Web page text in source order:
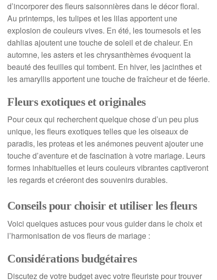
d’incorporer des fleurs saisonnières dans le décor floral.
Au printemps, les tulipes et les lilas apportent une
explosion de couleurs vives. En été, les tournesols et les
dahlias ajoutent une touche de soleil et de chaleur. En
automne, les asters et les chrysanthèmes évoquent la
beauté des feuilles qui tombent. En hiver, les jacinthes et
les amaryllis apportent une touche de fraîcheur et de féerie.
Fleurs exotiques et originales
Pour ceux qui recherchent quelque chose d’un peu plus
unique, les fleurs exotiques telles que les oiseaux de
paradis, les proteas et les anémones peuvent ajouter une
touche d’aventure et de fascination à votre mariage. Leurs
formes inhabituelles et leurs couleurs vibrantes captiveront
les regards et créeront des souvenirs durables.
Conseils pour choisir et utiliser les fleurs
Voici quelques astuces pour vous guider dans le choix et
l’harmonisation de vos fleurs de mariage :
Considérations budgétaires
Discutez de votre budget avec votre fleuriste pour trouver